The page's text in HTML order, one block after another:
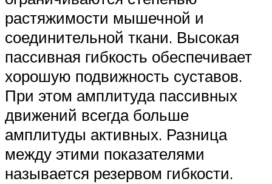
растяжимости мышечной и
соединительной ткани. Высокая
пассивная гибкость обеспечивает
хорошую подвижность суставов.
При этом амплитуда пассивных
движений всегда больше
амплитуды активных. Разница
между этими показателями
называется резервом гибкости.